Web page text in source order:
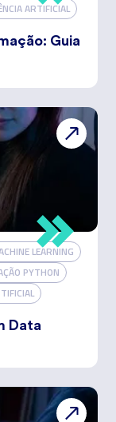
ARTIFICIAL
Guia
LEARNING
PYTHON
Data